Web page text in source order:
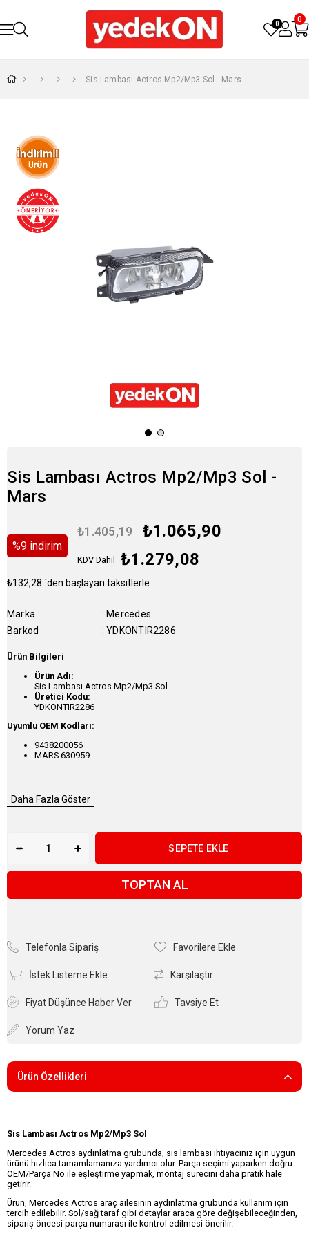
0 0
Sis Lambası Actros Mp2/Mp3 Sol - Mars
Sis Lambası Actros Mp2/Mp3 Sol -
Mars
%9 i̇ndirim
₺1.405,19 ₺1.065,90
KDV Dahil ₺1.279,08
₺132,28 `den başlayan taksitlerle
Marka : Mercedes
Barkod
: YDKONTIR2286
Ürün Bilgileri
Ürün Adı:
Sis Lambası Actros Mp2/Mp3 Sol
Üretici Kodu:
YDKONTIR2286
Uyumlu OEM Kodları:
9438200056
MARS.630959
Daha Fazla Göster
TOPTAN AL
Telefonla Sipariş Favorilere Ekle
İstek Listeme Ekle Karşılaştır
Fiyat Düşünce Haber Ver Tavsiye Et
Yorum Yaz
Ürün Özellikleri
Sis Lambası Actros Mp2/Mp3 Sol
Mercedes Actros aydınlatma grubunda, sis lambası ihtiyacınız için uygun
ürünü hızlıca tamamlamanıza yardımcı olur. Parça seçimi yaparken doğru
OEM/Parça No ile eşleştirme yapmak, montaj sürecini daha pratik hale
getirir.
Ürün, Mercedes Actros araç ailesinin aydınlatma grubunda kullanım için
tercih edilebilir. Sol/sağ taraf gibi detaylar araca göre değişebileceğinden,
sipariş öncesi parça numarası ile kontrol edilmesi önerilir.